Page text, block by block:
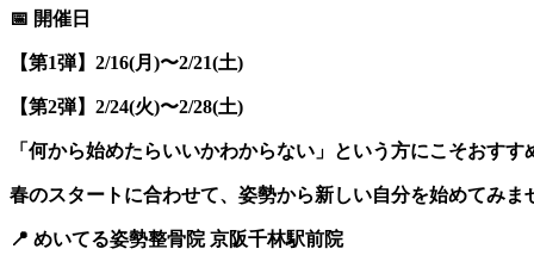
📅 開催日
【第1弾】 2/16(月 )〜2/21(土)
【第2弾】 2/24(火)〜2/28(土)
「何から始めたらいいかわからない」という方にこそおすす
春のスタートに合わせて、姿勢から新しい自分を始めてみま
📍 めいてる姿勢整骨院 京阪千林駅前院